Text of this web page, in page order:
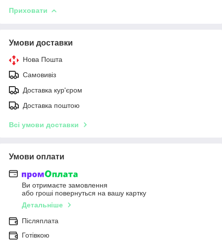
Приховати
Умови доставки
Нова Пошта
Самовивіз
Доставка кур'єром
Доставка поштою
Всі умови доставки
Умови оплати
Ви отримаєте замовлення
або гроші повернуться на вашу картку
Детальніше
Післяплата
Готівкою